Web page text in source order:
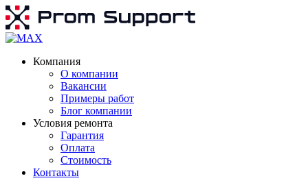
Компания
О компании
Вакансии
Примеры работ
Блог компании
Условия ремонта
Гарантия
Оплата
Стоимость
Контакты